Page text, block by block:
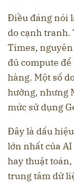
Điều đáng nói
do cạnh tranh.
Times,
đủ compute
hàng. Một số
hưởng, nhưng
mức sử dụng
Đây là dấu
lớn nhất của
hay thuật toán,
trung tâm dữ